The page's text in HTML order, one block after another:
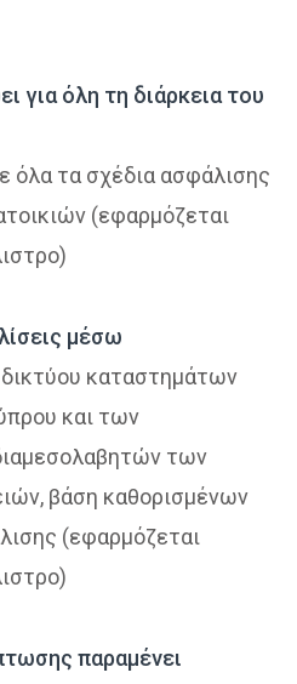
για όλη τη διάρκεια του
όλα τα σχέδια ασφάλισης
(εφαρμόζεται
μέσω
δικτύου καταστημάτων
και των
των
βάση καθορισμένων
(εφαρμόζεται
παραμένει